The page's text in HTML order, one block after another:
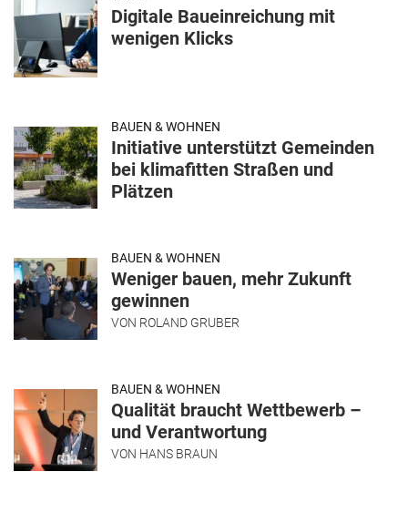
Digitale Baueinreichung mit
wenigen Klicks
BAUEN & WOHNEN
Initiative unterstützt Gemeinden
bei klimafitten Straßen und
Plätzen
BAUEN & WOHNEN
Weniger bauen, mehr Zukunft
gewinnen
VON ROLAND GRUBER
BAUEN & WOHNEN
Qualität braucht Wettbewerb –
und Verantwortung
VON HANS BRAUN